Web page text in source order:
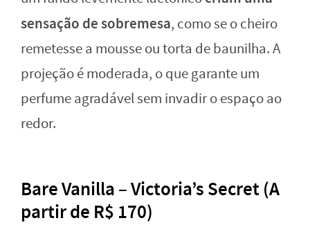
sensação de sobremesa, como se o cheiro
remetesse a mousse ou torta de baunilha. A
projeção é moderada, o que garante um
perfume agradável sem invadir o espaço ao
redor.
Bare Vanilla – Victoria’s Secret (A
partir de R$ 170)